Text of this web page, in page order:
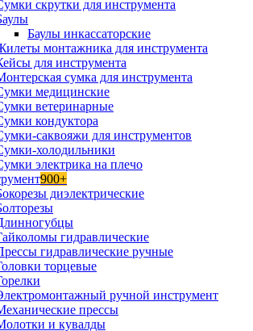
скрутки для инструмента
Баулы инкассаторские
монтажника для инструмента
для инструмента
сумка для инструмента
медицинские
ветеринарные
кондуктора
саквояжи для инструментов
холодильники
электрика на плечо
900+
диэлектрические
гидравлические
гидравлические ручные
торцевые
ручной инструмент
прессы
и кувалды